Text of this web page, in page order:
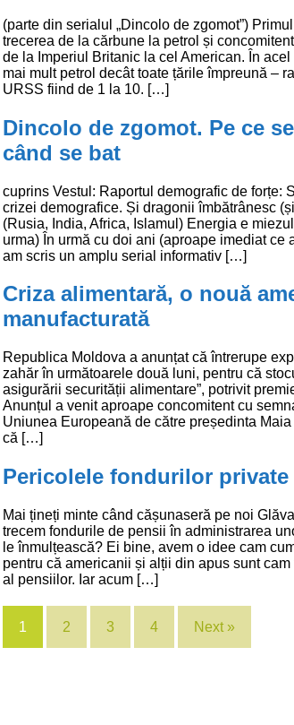
(parte din serialul „Dincolo de zgomot”)
trecerea de la cărbune la petrol și
de la Imperiul Britanic la cel American. În
mai mult petrol decât toate țările împreună –
URSS fiind de 1 la 10. […]
Dincolo de zgomot. Pe ce
când se bat
cuprins Vestul: Raportul demografic de forțe:
crizei demografice. Și dragonii îmbătrânesc
(Rusia, India, Africa, Islamul) Energia e
urma) În urmă cu doi ani (aproape imediat ce
am scris un amplu serial informativ […]
Criza alimentară, o nouă
manufacturată
Republica Moldova a anunțat că întrerupe
zahăr în următoarele două luni, pentru că
asigurării securității alimentare”, potrivit
Anunțul a venit aproape concomitent cu
Uniunea Europeană de către președinta
că […]
Pericolele fondurilor private
Mai țineți minte când cășunaseră pe noi
trecem fondurile de pensii în administrarea
le înmulțească? Ei bine, avem o idee cam
pentru că americanii și alții din apus sunt cam
al pensiilor. Iar acum […]
1 2 3 4 Next »